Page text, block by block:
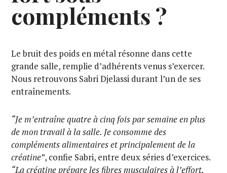
compléments ?
Le bruit des poids en métal résonne dans cette
grande salle, remplie d’adhérents venus s’exercer.
Nous retrouvons Sabri Djelassi durant l’un de ses
entraînements.
“Je m’entraîne quatre à cinq fois par semaine en plus
de mon travail à la salle. Je consomme des
compléments alimentaires et principalement de la
créatine”, confie Sabri, entre deux séries d’exercices.
“La créatine prépare les fibres musculaires à l’effort,